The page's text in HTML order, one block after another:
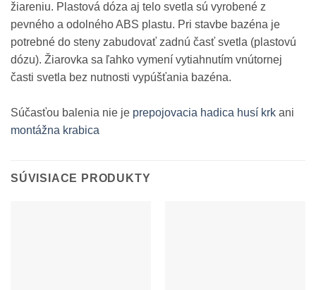
žiareniu. Plastová dóza aj telo svetla sú vyrobené z
pevného a odolného ABS plastu. Pri stavbe bazéna je
potrebné do steny zabudovať zadnú časť svetla (plastovú
dózu). Žiarovka sa ľahko vymení vytiahnutím vnútornej
časti svetla bez nutnosti vypúšťania bazéna.
Súčasťou balenia nie je prepojovacia hadica husí krk ani
montážna krabica
SÚVISIACE PRODUKTY